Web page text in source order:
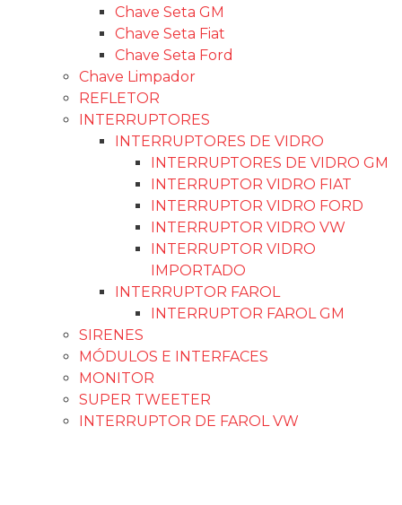
Chave Seta GM
Chave Seta Fiat
Chave Seta Ford
Chave Limpador
REFLETOR
INTERRUPTORES
INTERRUPTORES DE VIDRO
INTERRUPTORES DE VIDRO GM
INTERRUPTOR VIDRO FIAT
INTERRUPTOR VIDRO FORD
INTERRUPTOR VIDRO VW
INTERRUPTOR VIDRO
IMPORTADO
INTERRUPTOR FAROL
INTERRUPTOR FAROL GM
SIRENES
MÓDULOS E INTERFACES
MONITOR
SUPER TWEETER
INTERRUPTOR DE FAROL VW